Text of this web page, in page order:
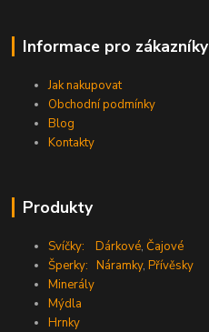
Informace pro zákazníky
Jak nakupovat
Obchodní podmínky
Blog
Kontakty
Produkty
Svíčky: Dárkové,Čajové
Šperky: Náramky,Přívěsky
Minerály
Mýdla
Hrnky